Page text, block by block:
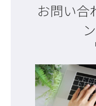
お問い合